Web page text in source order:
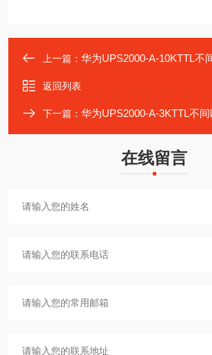
上一篇： 华为UPS2000-A-10KTTL不
返回列表
下一篇： 华为UPS2000-A-3KTTL不
在线留言